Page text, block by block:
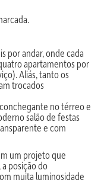
por andar, onde cada
apartamentos por
Aliás, tanto os
trocados
no térreo e
salão de festas
e com
um projeto que
posição do
muita luminosidade